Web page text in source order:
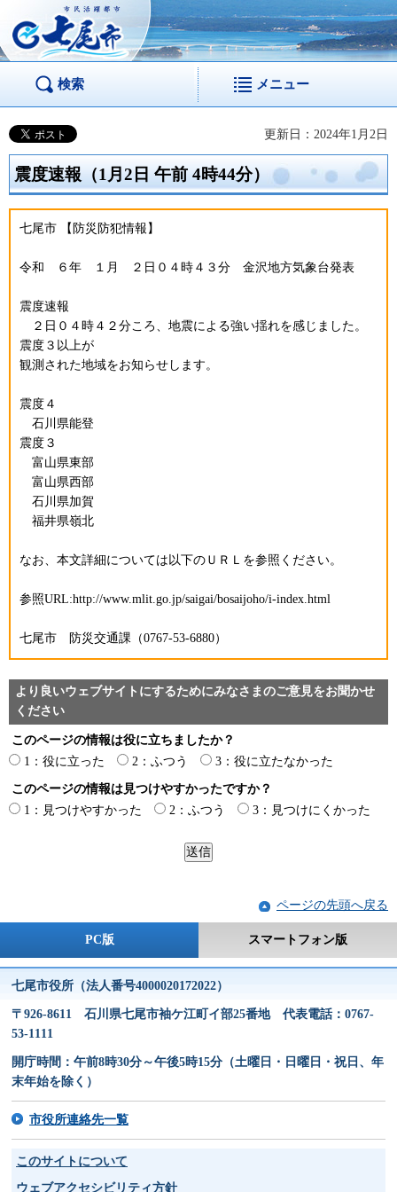
市民活躍都市 七尾
市
検索 メニュー
更新日：2024年1月2日
震度速報（1月2日 午前 4時44分）
七尾市 【防災防犯情報】
令和 ６年 １月 ２日０４時４３分 金沢地方気象台発表
震度速報
２日０４時４２分ころ、地震による強い揺れを感じました。
震度３以上が
観測された地域をお知らせします。
震度４
石川県能登
震度３
富山県東部
富山県西部
石川県加賀
福井県嶺北
なお、本文詳細については以下のＵＲＬを参照ください。
参照URL:http://www.mlit.go.jp/saigai/bosaijoho/i-index.html
七尾市 防災交通課（0767-53-6880）
より良いウェブサイトにするためにみなさまのご意見をお聞かせ
ください
このページの情報は役に立ちましたか？
1：役に立った
2：ふつう 3：役に立たなかった
このページの情報は見つけやすかったですか？
1：見つけやすかった
2：ふつう 3：見つけにくかった
ページの先頭へ戻る
PC版 スマートフォン版
七尾市役所（法人番号4000020172022）
〒926-8611 石川県七尾市袖ケ江町イ部25番地 代表電話：0767-
53-1111
開庁時間：午前8時30分～午後5時15分（土曜日・日曜日・祝日、年
末年始を除く）
市役所連絡先一覧
このサイトについて
ウェブアクセシビリティ方針